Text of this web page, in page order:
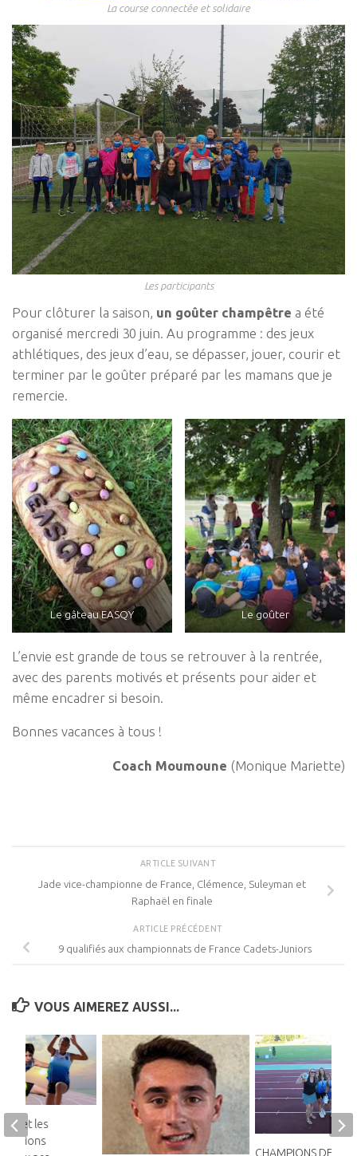
La course connectée et solidaire
Les participants
Pour clôturer la saison, un goûter champêtre a été
organisé mercredi 30 juin. Au programme : des jeux
athlétiques, des jeux d’eau, se dépasser, jouer, courir et
terminer par le goûter préparé par les mamans que je
remercie.
Le gâteau EASQY Le goûter
L’envie est grande de tous se retrouver à la rentrée,
avec des parents motivés et présents pour aider et
même encadrer si besoin.
Bonnes vacances à tous !
Coach Moumoune (Monique Mariette)
ARTICLE SUIVANT
Jade vice-championne de France, Clémence, Suleyman et
Raphaël en finale
ARTICLE PRÉCÉDENT
9 qualifiés aux championnats de France Cadets-Juniors
VOUS AIMEREZ AUSSI...
CHAMPIONS DE
et les